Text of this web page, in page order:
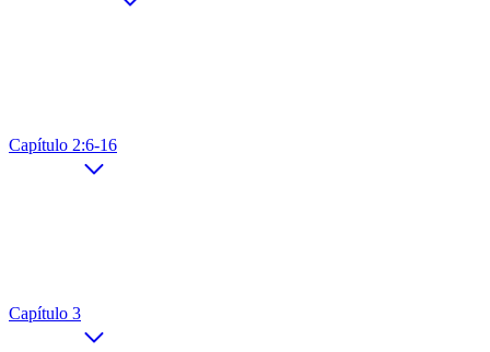
Capítulo 2:6-16
Capítulo 3